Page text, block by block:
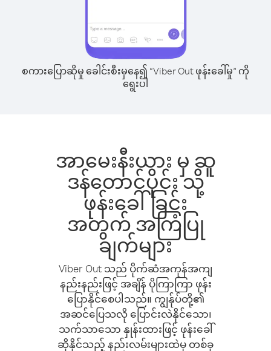
စကားပြောဆိုမှု ခေါင်းစီးမှနေ၍ “Viber Out ဖုန်းခေါ်မှု” ကို
ရွေးပါ
အာမေးနီးယား မှ ဆူ
ဒန်တောင်ပိုင်း သို့
ဖုန်းခေါ်ခြင်း
အတွက် အကြံပြု
ချက်များ
Viber Out သည် ပိုက်ဆံအကုန်အကျ
နည်းနည်းဖြင့် အချိန် ပိုကြာကြာ ဖုန်း
ပြောနိုင်စေပါသည်။ ကျွန်ုပ်တို့၏
အဆင်ပြေသလို ပြောင်းလဲနိုင်သော၊
သက်သာသော နှုန်းထားဖြင့် ဖုန်းခေါ်
ဆိုနိုင်သည့် နည်းလမ်းများထဲမှ တစ်ခု